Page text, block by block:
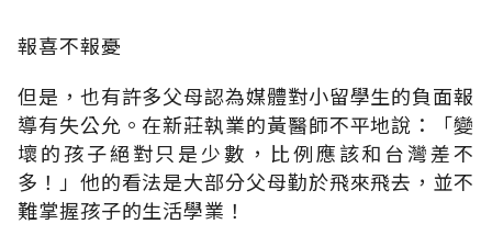
報喜不報憂
但是，也有許多父母認為媒體對小留學生的負面報
導有失公允。在新莊執業的黃醫師不平地說：「變
壞的孩子絕對只是少數，比例應該和台灣差不
多！」他的看法是大部分父母勤於飛來飛去，並不
難掌握孩子的生活學業！